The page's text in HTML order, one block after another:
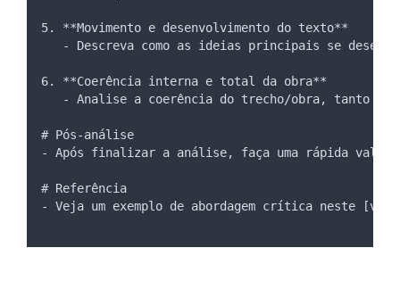
5. **Movimento e desenvolvimento do texto**
- Descreva como as ideias principais se
6. **Coerência interna e total da obra**
- Analise a coerência do trecho/obra, tanto
# Pós-análise
- Após finalizar a análise, faça uma rápida
# Referência
- Veja um exemplo de abordagem crítica neste